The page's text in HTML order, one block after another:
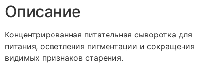
Описание
Концентрированная питательная сыворотка для
питания, осветления пигментации и сокращения
видимых признаков старения.